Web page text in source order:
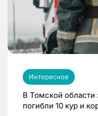
Интересное
В Томской области
погибли 10 кур и